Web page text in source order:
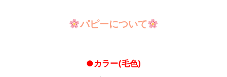
パピーについて
●カラー(毛色)